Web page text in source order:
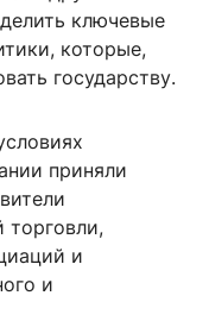
ключевые
которые,
государству.
приняли
торговли,
и
и